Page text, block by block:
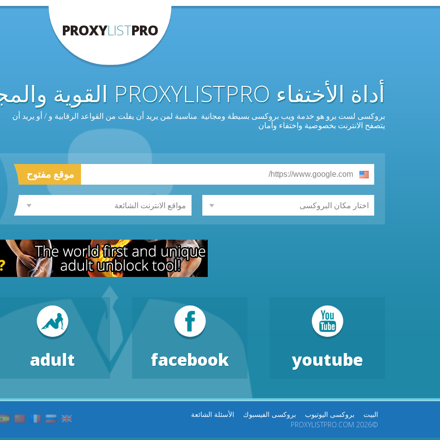
PROXYLISTPRO
أداة الأختفاء PROXYLISTPRO القوية والمجانية
بروكسى لست برو هو خدمة ويب بروكسى بسيطة ومجانية .مناسبة لمن يريد أن يفلت من القواعد الرقابية و / أو يريد أن
يتصفح الانترنت بخصوصية واختفاء وأمان
موقع مفتوح
اختار مكان البروكسى مواقع الانترنت الشائعة
youtube
facebook
adult
البيت بروكسى اليوتيوب بروكسى الفيسبوك
الأسئلة الشائعة
©2026 PROXYLISTPRO.COM